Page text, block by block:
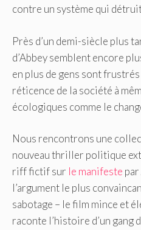
contre un système qui
Près d’un demi-siècle plus
d’Abbey semblent encore
en plus de gens sont
réticence de la société à
écologiques comme le
Nous rencontrons une
nouveau thriller politique
riff fictif sur le manifeste
l’argument le plus
sabotage – le film mince et
raconte l’histoire d’un gang